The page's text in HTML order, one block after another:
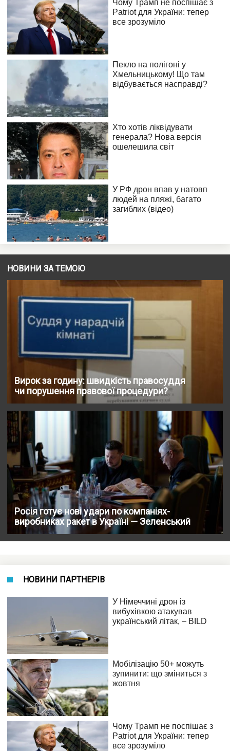
НОВИНИ ЗА ТЕМОЮ
Вирок за годину: швидкість правосуддя
чи порушення правової процедури?
Росія готує нові удари по компаніях-
виробниках ракет в Україні — Зеленський
НОВИНИ ПАРТНЕРІВ